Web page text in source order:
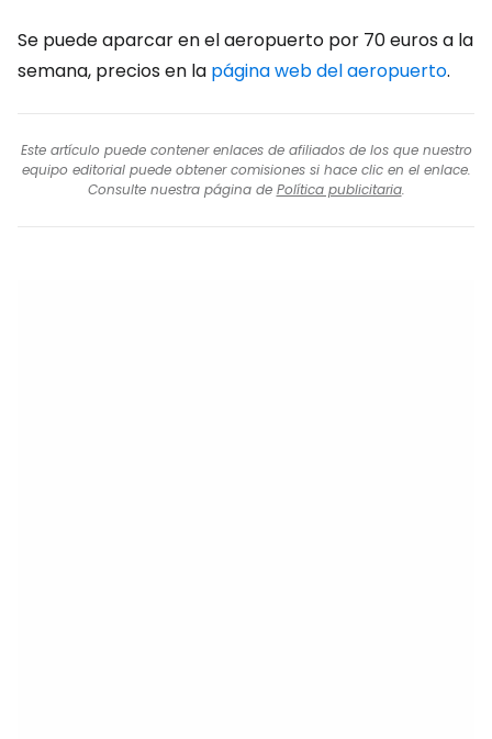
Se puede aparcar en el aeropuerto por 70 euros a la
semana, precios en la página web del aeropuerto.
Este artículo puede contener enlaces de afiliados de los que nuestro
equipo editorial puede obtener comisiones si hace clic en el enlace.
Consulte nuestra página de Política publicitaria.